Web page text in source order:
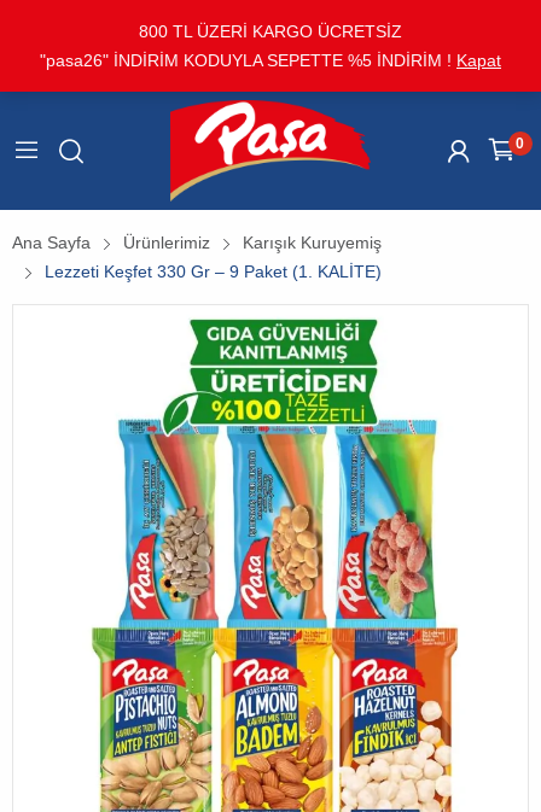
800 TL ÜZERİ KARGO ÜCRETSİZ
"pasa26" İNDİRİM KODUYLA SEPETTE %5 İNDİRİM ! Kapat
0
Ana Sayfa Ürünlerimiz
Karışık Kuruyemiş
Lezzeti Keşfet 330 Gr – 9 Paket (1. KALİTE)